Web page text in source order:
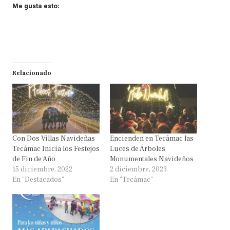
Me gusta esto:
Relacionado
Con Dos Villas Navideñas
Tecámac Inicia los Festejos
de Fin de Año
15 diciembre, 2022
En "Destacados"
Encienden en Tecámac las
Luces de Árboles
Monumentales Navideños
2 diciembre, 2023
En "Tecámac"